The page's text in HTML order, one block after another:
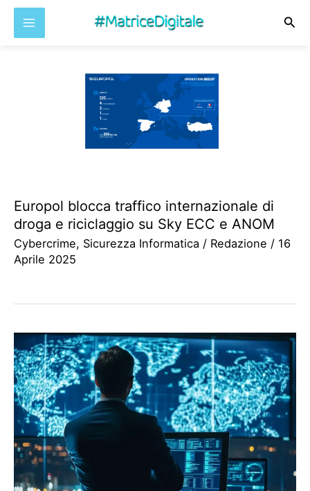
Europol blocca traffico internazionale di
droga e riciclaggio su Sky ECC e ANOM
Cybercrime, Sicurezza Informatica / Redazione / 16
Aprile 2025